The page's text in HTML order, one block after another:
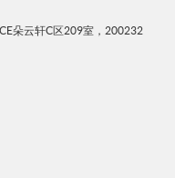
朵云轩C区209室，200232